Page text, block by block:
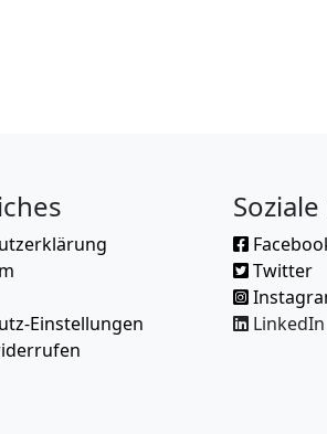
Einstellungen
Twitter
LinkedIn